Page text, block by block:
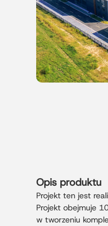
Opis produktu
Projekt ten jest
Projekt obejmuje
w tworzeniu